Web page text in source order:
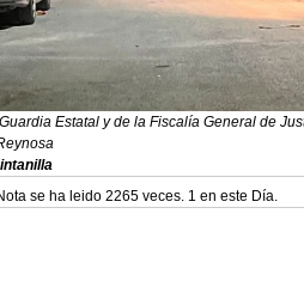
Estatal y de la Fiscalía General de
se ha leido 2265 veces. 1 en este Día.